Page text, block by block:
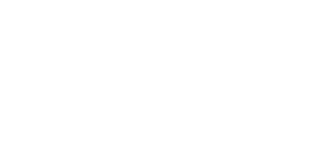
座の老舗。熟練職人による高級フルオーダース
ステム